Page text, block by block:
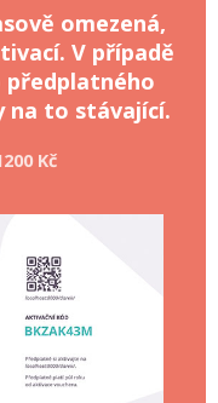
omezená,
V případě
na to stávající.
Kč